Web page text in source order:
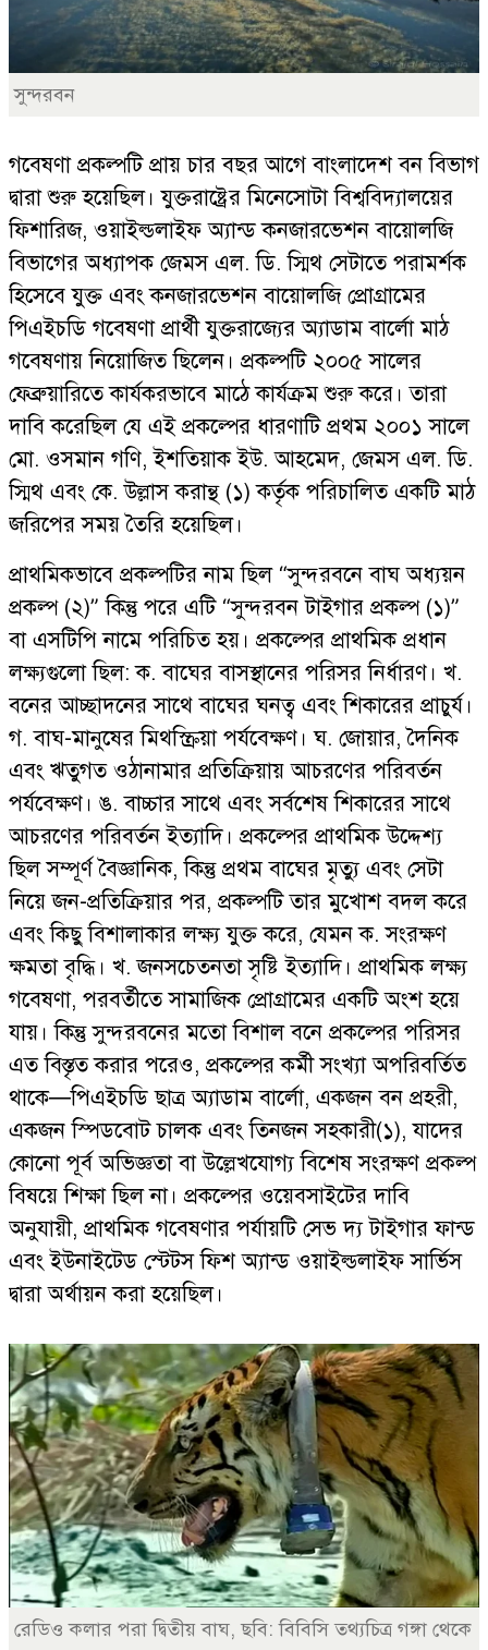
সুন্দরবন
গবেষণা প্রকল্পটি প্রায় চার বছর আগে বাংলাদেশ বন বিভাগ
দ্বারা শুরু হয়েছিল। যুক্তরাষ্ট্রের মিনেসোটা বিশ্ববিদ্যালয়ের
ফিশারিজ, ওয়াইল্ডলাইফ অ্যান্ড কনজারভেশন বায়োলজি
বিভাগের অধ্যাপক জেমস এল. ডি. স্মিথ সেটাতে পরামর্শক
হিসেবে যুক্ত এবং কনজারভেশন বায়োলজি প্রোগ্রামের
পিএইচডি গবেষণা প্রার্থী যুক্তরাজ্যের অ্যাডাম বার্লো মাঠ
গবেষণায় নিয়োজিত ছিলেন। প্রকল্পটি ২০০৫ সালের
ফেব্রুয়ারিতে কার্যকরভাবে মাঠে কার্যক্রম শুরু করে। তারা
দাবি করেছিল যে এই প্রকল্পের ধারণাটি প্রথম ২০০১ সালে
মো. ওসমান গণি, ইশতিয়াক ইউ. আহমেদ, জেমস এল. ডি.
স্মিথ এবং কে. উল্লাস করান্থ (১) কর্তৃক পরিচালিত একটি মাঠ
জরিপের সময় তৈরি হয়েছিল।
প্রাথমিকভাবে প্রকল্পটির নাম ছিল “সুন্দরবনে বাঘ অধ্যয়ন
প্রকল্প (২)” কিন্তু পরে এটি “সুন্দরবন টাইগার প্রকল্প (১)”
বা এসটিপি নামে পরিচিত হয়। প্রকল্পের প্রাথমিক প্রধান
লক্ষ্যগুলো ছিল: ক. বাঘের বাসস্থানের পরিসর নির্ধারণ। খ.
বনের আচ্ছাদনের সাথে বাঘের ঘনত্ব এবং শিকারের প্রাচুর্য।
গ. বাঘ-মানুষের মিথস্ক্রিয়া পর্যবেক্ষণ। ঘ. জোয়ার, দৈনিক
এবং ঋতুগত ওঠানামার প্রতিক্রিয়ায় আচরণের পরিবর্তন
পর্যবেক্ষণ। ঙ. বাচ্চার সাথে এবং সর্বশেষ শিকারের সাথে
আচরণের পরিবর্তন ইত্যাদি। প্রকল্পের প্রাথমিক উদ্দেশ্য
ছিল সম্পূর্ণ বৈজ্ঞানিক, কিন্তু প্রথম বাঘের মৃত্যু এবং সেটা
নিয়ে জন-প্রতিক্রিয়ার পর, প্রকল্পটি তার মুখোশ বদল করে
এবং কিছু বিশালাকার লক্ষ্য যুক্ত করে, যেমন ক. সংরক্ষণ
ক্ষমতা বৃদ্ধি। খ. জনসচেতনতা সৃষ্টি ইত্যাদি। প্রাথমিক লক্ষ্য
গবেষণা, পরবর্তীতে সামাজিক প্রোগ্রামের একটি অংশ হয়ে
যায়। কিন্তু সুন্দরবনের মতো বিশাল বনে প্রকল্পের পরিসর
এত বিস্তৃত করার পরেও, প্রকল্পের কর্মী সংখ্যা অপরিবর্তিত
থাকে—পিএইচডি ছাত্র অ্যাডাম বার্লো, একজন বন প্রহরী,
একজন স্পিডবোট চালক এবং তিনজন সহকারী(১), যাদের
কোনো পূর্ব অভিজ্ঞতা বা উল্লেখযোগ্য বিশেষ সংরক্ষণ প্রক্ল্প
বিষয়ে শিক্ষা ছিল না। প্রকল্পের ওয়েবসাইটের দাবি
অনুযায়ী, প্রাথমিক গবেষণার পর্যায়টি সেভ দ্য টাইগার ফান্ড
এবং ইউনাইটেড স্টেটস ফিশ অ্যান্ড ওয়াইল্ডলাইফ সার্ভিস
দ্বারা অর্থায়ন করা হয়েছিল।
রেডিও কলার পরা দ্বিতীয় বাঘ, ছবি: বিবিসি তথ্যচিত্র গঙ্গা থেকে